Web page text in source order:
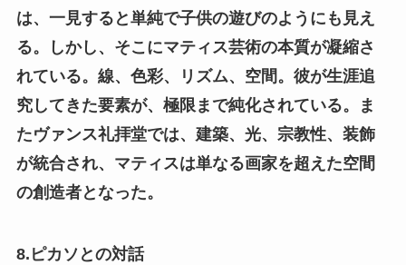
は、一見すると単純で子供の遊びのようにも見え
る。しかし、そこにマティス芸術の本質が凝縮さ
れている。線、色彩、リズム、空間。彼が生涯追
究してきた要素が、極限まで純化されている。ま
たヴァンス礼拝堂では、建築、光、宗教性、装飾
が統合され、マティスは単なる画家を超えた空間
の創造者となった。
8.ピカソとの対話